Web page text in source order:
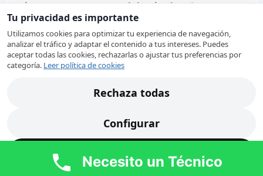
síntomas, nuestroservicio técnico de
campanas extractoras Otsein en Mislata
revisará cada uno de los componentes de su
campana extractora para proceder a su
reparación:
campana de
extracción.
La campana
Tu privacidad es importante
Utilizamos cookies para optimizar tu experiencia de navegación,
analizar el tráfico y adaptar el contenido a tus intereses. Puedes
aceptar todas las cookies, rechazarlas o ajustar tus preferencias por
categoría. Leer política de cookies
Rechaza todas
Configurar
Acepta todas
Necesito un Técnico